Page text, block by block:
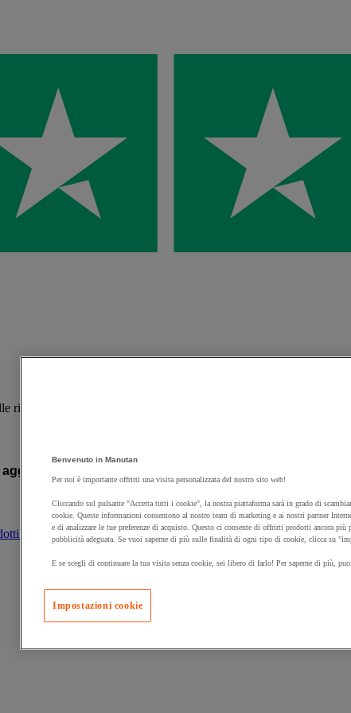
ricerche
aggiunto al tuo carrello un prodotto:
sostenibili Manutan Expert
Benvenuto in Manutan
Per noi è importante offrirti una visita personalizzata del nostro sito web!
Cliccando sul pulsante "Accetta tutti i cookie", la nostra piattaforma sarà in grado di
cookie. Queste informazioni consentono al nostro team di marketing e ai nostri partner
e di analizzare le tue preferenze di acquisto. Questo ci consente di offrirti prodotti ancora più
pubblicità adeguata. Se vuoi saperne di più sulle finalità di ogni tipo di cookie, clicca su
E se scegli di continuare la tua visita senza cookie, sei libero di farlo! Per saperne di più,
Impostazioni cookie